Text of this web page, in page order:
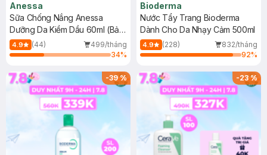
Anessa
Sữa Chống Nắng Anessa
Dưỡng Da Kiềm Dầu 60ml (Bản
Mới)
4.9 (44)
499/tháng
34%
Bioderma
Nước Tẩy Trang Bioderma
Dành Cho Da Nhạy Cảm 500ml
4.9 (228)
832/tháng
92%
-39% -23%